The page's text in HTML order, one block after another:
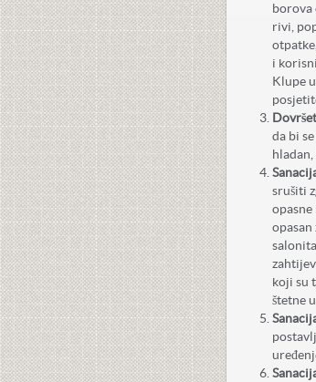
borova
rivi,
i
Klupe
da bi
srušiti
koji su
štetne